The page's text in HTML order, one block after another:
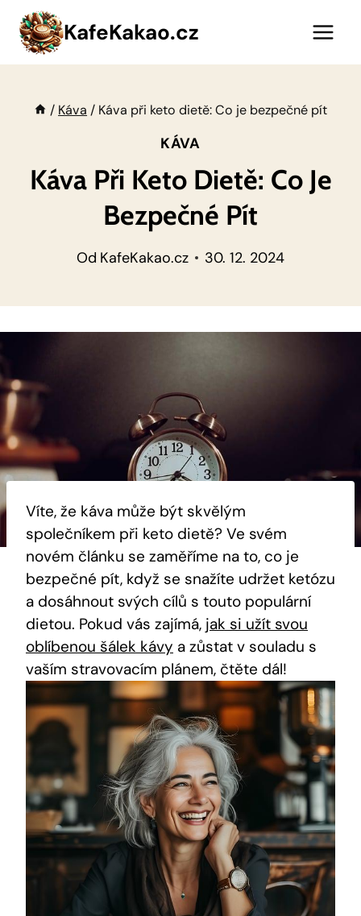
Přeskočit
obsah
KafeKakao.cz
/ Káva / Káva při keto dietě: Co je bezpečné pít
KÁVA
Káva Při Keto Dietě: Co Je
Bezpečné Pít
Od KafeKakao.cz 30. 12. 2024
Víte, že káva může být skvělým
společníkem při keto dietě? Ve svém
novém článku se zaměříme na to, co je
bezpečné pít, když se snažíte udržet ketózu
a dosáhnout svých cílů s touto populární
dietou. Pokud vás zajímá, jak si užít svou
oblíbenou šálek kávy a zůstat v souladu s
vaším stravovacím plánem, čtěte dál!